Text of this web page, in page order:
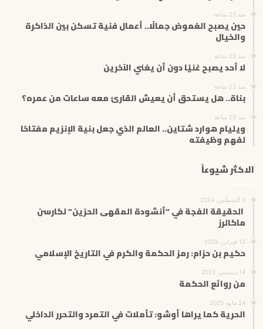
ت
ن
منذ 23 ساعة
حين يصبح الغموض جمالًا.. أعمال فنية تسكن بين الذاكرة
والخيال
منذ 23 ساعة
لا أحد يصبح غنيًا دون أن يغني الآخرين
منذ 23 ساعة
بناة.. هل يستحق أن يعيش القارئ معه ساعات من عمره؟
منذ 23 ساعة
ويليام هوارد شتاين.. العالم الذي جعل بنية الإنزيم مفتاحًا
لفهم وظيفته
الاكثر شيوعاً
3 أغسطس، 2024
الحقيقة الفجة في “أنشودة المقهى الحزين” لكارسن
ماكالرز
12 فبراير، 2025
حكيم بن حزام: رمز الحكمة والكرم في التاريخ الإسلامي
14 ديسمبر، 2023
من روائع الحكمة
24 مايو، 2025
الحرية كما يراها أوشو: تأملات في التمرد والتحرر الداخلي